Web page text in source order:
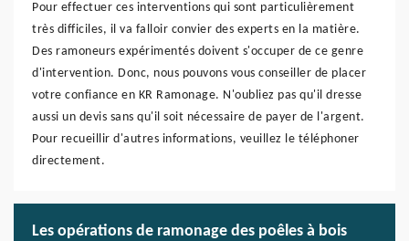
Pour effectuer ces interventions qui sont particulièrement
très difficiles, il va falloir convier des experts en la matière.
Des ramoneurs expérimentés doivent s'occuper de ce genre
d'intervention. Donc, nous pouvons vous conseiller de placer
votre confiance en KR Ramonage. N'oubliez pas qu'il dresse
aussi un devis sans qu'il soit nécessaire de payer de l'argent.
Pour recueillir d'autres informations, veuillez le téléphoner
directement.
Les opérations de ramonage des poêles à bois